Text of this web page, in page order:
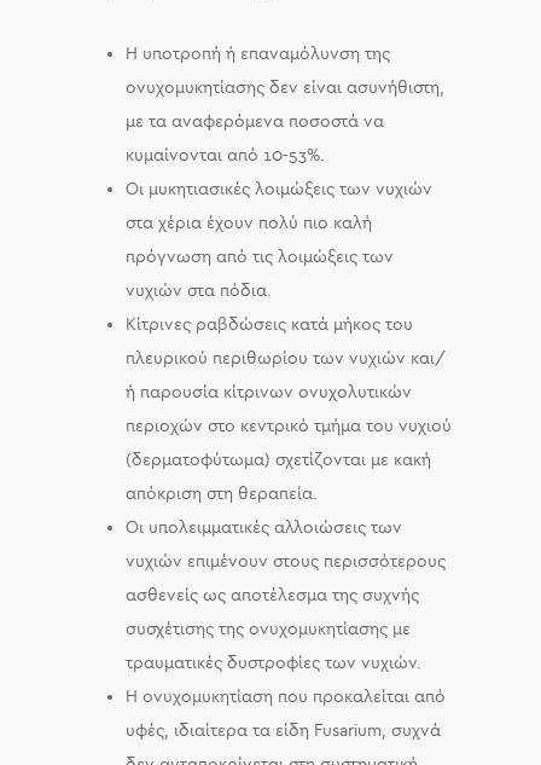
Η υποτροπή ή επαναμόλυνση της
ονυχομυκητίασης δεν είναι ασυνήθιστη,
με τα αναφερόμενα ποσοστά να
κυμαίνονται από 10-53%.
Οι μυκητιασικές λοιμώξεις των νυχιών
στα χέρια έχουν πολύ πιο καλή
πρόγνωση από τις λοιμώξεις των
νυχιών στα πόδια.
Κίτρινες ραβδώσεις κατά μήκος του
πλευρικού περιθωρίου των νυχιών και/
ή παρουσία κίτρινων ονυχολυτικών
περιοχών στο κεντρικό τμήμα του νυχιού
(δερματοφύτωμα) σχετίζονται με κακή
απόκριση στη θεραπεία.
Οι υπολειμματικές αλλοιώσεις των
νυχιών επιμένουν στους περισσότερους
ασθενείς ως αποτέλεσμα της συχνής
συσχέτισης της ονυχομυκητίασης με
τραυματικές δυστροφίες των νυχιών.
Η ονυχομυκητίαση που προκαλείται από
υφές, ιδιαίτερα τα είδη Fusarium, συχνά